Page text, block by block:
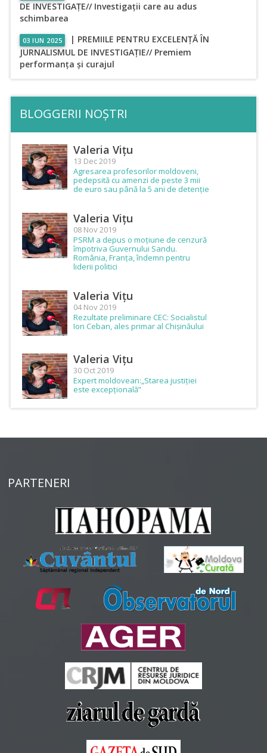
DE INVESTIGAȚE// Investigații care au adus
schimbarea
03 IUN 2025
| PREMIILE PENTRU EXCELENȚĂ ÎN
JURNALISMUL DE INVESTIGAȚIE// Premiem
performanța și curajul
BLOGGERII NOȘTRI
Valeria Vițu
13 Dec 2019
Agresarea profesorilor moldoveni,
pedepsită cu amenzi de peste 3 mii
de euro sau până la 5 ani de detenție
Valeria Vițu
08 Nov 2019
PSRM a depus o moțiune de cenzură
împotriva Guvernului Sandu.
România, Franța, îndemn pentru
liderii politici
Valeria Vițu
04 Nov 2019
Rezultate preliminare CEC: Socialistul
Ion Ceban, ales primar al Chișinăului
Valeria Vițu
30 Oct 2019
Expert moldovean:„Starea justiției
este excepțională”
PARTENERI